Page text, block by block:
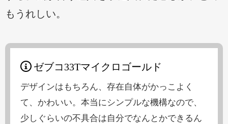
もうれしい。
ゼブコ33Tマイクロゴールド
デザインはもちろん、存在自体がかっこよく
て、かわいい。本当にシンプルな機構なので、
少しぐらいの不具合は自分でなんとかできるん